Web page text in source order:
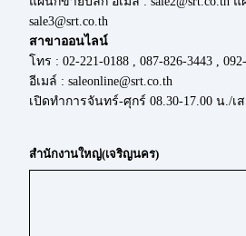
sale3@srt.co.th
สาขาออนไลน์
โทร : 02-221-0188 , 087-826-3443 ,
อีเมล์ : saleonline@srt.co.th
เปิดทำการจันทร์-ศุกร์ 08.30-17.00 น./เส
สำนักงานใหญ่(เจริญนคร)